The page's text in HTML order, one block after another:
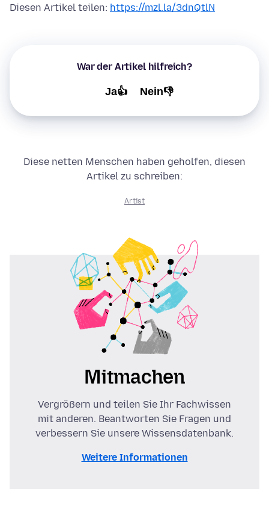
Diesen Artikel teilen: https://mzl.la/3dnQtlN
War der Artikel hilfreich?
Ja👍 Nein👎
Diese netten Menschen haben geholfen, diesen
Artikel zu schreiben:
Artist
Mitmachen
Vergrößern und teilen Sie Ihr Fachwissen
mit anderen. Beantworten Sie Fragen und
verbessern Sie unsere Wissensdatenbank.
Weitere Informationen